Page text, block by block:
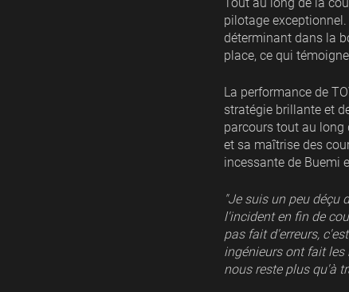
pilotage
déterminant dans la
place, ce qui
La performance de
stratégie brillante et
parcours tout au long
et sa maîtrise des
incessante de Buemi
"Je suis un peu déçu
l'incident en fin de
pas fait d'erreurs,
ingénieurs ont fait les
nous reste plus qu'à